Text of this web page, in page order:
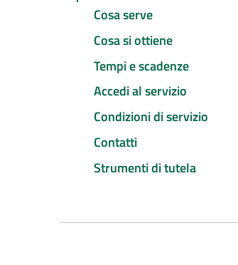
Cosa serve
Cosa si ottiene
Tempi e scadenze
Accedi al servizio
Condizioni di servizio
Contatti
Strumenti di tutela